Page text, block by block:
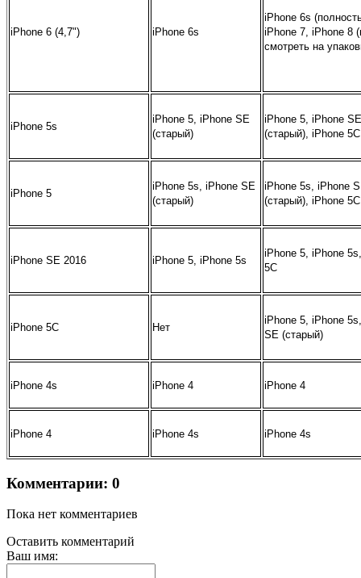
iPhone 6 (4,7") iPhone 6s
iPhone 6s
iPhone 7, iPhone 8
смотреть на
iPhone 5s
iPhone 5, iPhone SE
(старый)
iPhone 5, iPhone SE
(старый), iPhone 5С
iPhone 5
iPhone 5s, iPhone SE
(старый)
iPhone 5s, iPhone
(старый), iPhone 5С
iPhone SE 2016 iPhone 5, iPhone 5s
iPhone 5, iPhone
5С
iPhone 5С Нет
iPhone 5, iPhone
SE (старый)
iPhone 4s iPhone 4 iPhone 4
iPhone 4 iPhone 4s iPhone 4s
Комментарии: 0
Пока нет комментариев
Оставить комментарий
Ваш имя: